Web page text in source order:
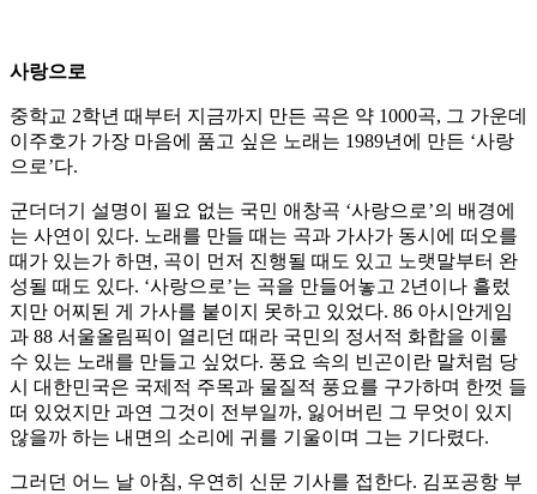
사랑으로
중학교 2학년 때부터 지금까지 만든 곡은 약 1000곡, 그 가운데
이주호가 가장 마음에 품고 싶은 노래는 1989년에 만든 ‘사랑
으로’다.
군더더기 설명이 필요 없는 국민 애창곡 ‘사랑으로’의 배경에
는 사연이 있다. 노래를 만들 때는 곡과 가사가 동시에 떠오를
때가 있는가 하면, 곡이 먼저 진행될 때도 있고 노랫말부터 완
성될 때도 있다. ‘사랑으로’는 곡을 만들어놓고 2년이나 흘렀
지만 어찌된 게 가사를 붙이지 못하고 있었다. 86 아시안게임
과 88 서울올림픽이 열리던 때라 국민의 정서적 화합을 이룰
수 있는 노래를 만들고 싶었다. 풍요 속의 빈곤이란 말처럼 당
시 대한민국은 국제적 주목과 물질적 풍요를 구가하며 한껏 들
떠 있었지만 과연 그것이 전부일까, 잃어버린 그 무엇이 있지
않을까 하는 내면의 소리에 귀를 기울이며 그는 기다렸다.
그러던 어느 날 아침, 우연히 신문 기사를 접한다. 김포공항 부